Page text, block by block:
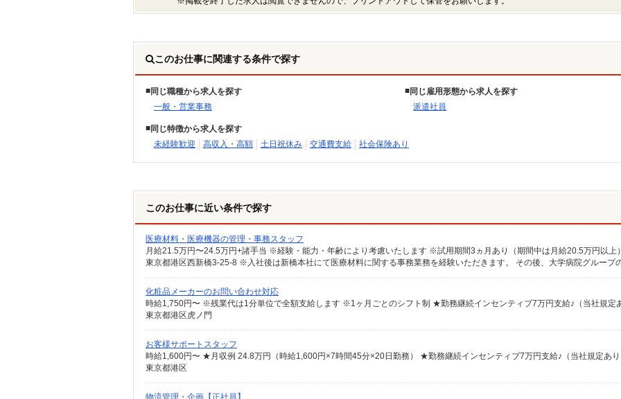
このお仕事に関連する条件で探す
同じ職種から求人を探す
一般・営業事務
同じ雇用形態から求人を探す
派遣社員
同じ特徴から求人を探す
未経験歓迎
高収入・高額 土日祝休み 交通費支給 社会保険あり
このお仕事に近い条件で探す
医療材料・医療機器の管理・事務スタッフ
化粧品メーカーのお問い合わせ対応
東京都港区虎ノ門
お客様サポートスタッフ
東京都港区
物流管理・企画【正社員】